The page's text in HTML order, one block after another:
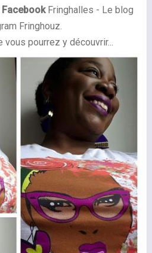
FacebookFringhalles - Le blog
Fringhouz.
pourrez y découvrir...